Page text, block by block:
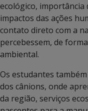
ecológico, importância
impactos das ações
contato direto com a
percebessem, de
ambiental.
Os estudantes
dos cânions, onde
da região, serviços